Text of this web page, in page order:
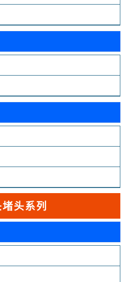
头系列